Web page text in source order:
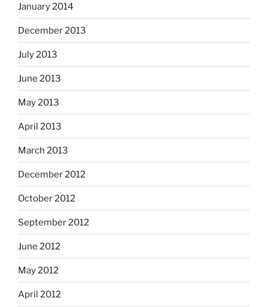
January 2014
December 2013
July 2013
June 2013
May 2013
April 2013
March 2013
December 2012
October 2012
September 2012
June 2012
May 2012
April 2012